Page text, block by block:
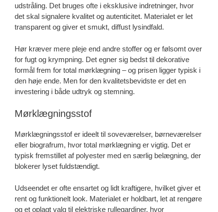
udstråling. Det bruges ofte i eksklusive indretninger, hvor
det skal signalere kvalitet og autenticitet. Materialet er let
transparent og giver et smukt, diffust lysindfald.
Hør kræver mere pleje end andre stoffer og er følsomt over
for fugt og krympning. Det egner sig bedst til dekorative
formål frem for total mørklægning – og prisen ligger typisk i
den høje ende. Men for den kvalitetsbevidste er det en
investering i både udtryk og stemning.
Mørklægningsstof
Mørklægningsstof er ideelt til soveværelser, børneværelser
eller biografrum, hvor total mørklægning er vigtig. Det er
typisk fremstillet af polyester med en særlig belægning, der
blokerer lyset fuldstændigt.
Udseendet er ofte ensartet og lidt kraftigere, hvilket giver et
rent og funktionelt look. Materialet er holdbart, let at rengøre
og et oplagt valg til elektriske rullegardiner, hvor